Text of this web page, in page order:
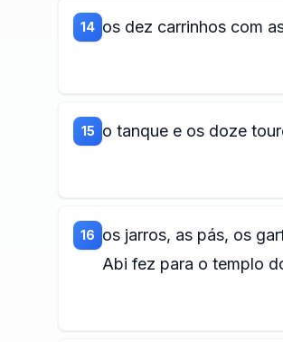
14 os dez carrinhos com
15 o tanque e os doze
16 os jarros, as pás, os
Abi fez para o templo